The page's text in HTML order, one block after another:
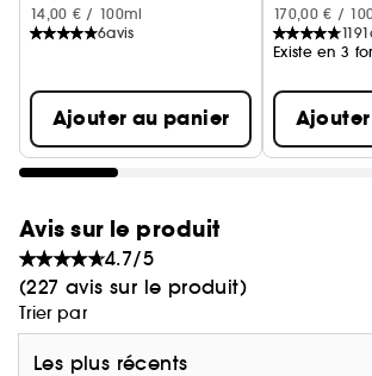
séduction : immédiatement
précieux monogramme JC, il
Son verre facetté joue avec la
ton pêche délicat et ultra-féminin
14,00 € / 100ml
6avis
Ajouter au panier
170,00 € /
1191
Existe en 3
Avis sur le produit
4.7/5
(227 avis sur le produit)
Trier par
Les plus récents